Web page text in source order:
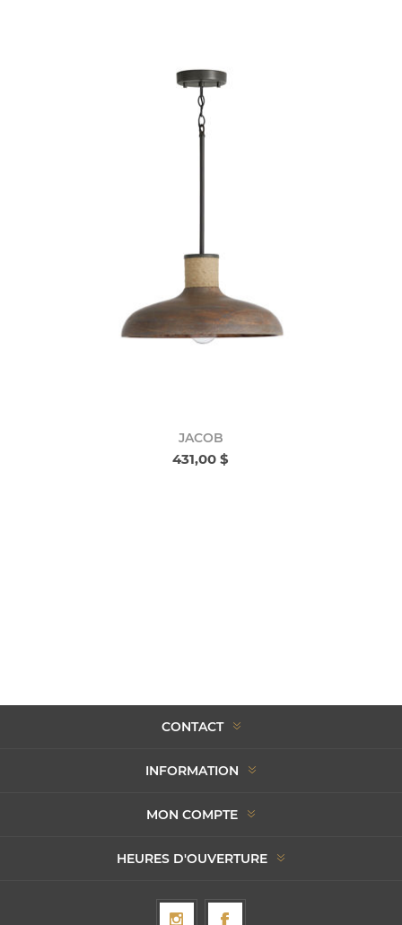
JACOB
431,00 $
CONTACT
INFORMATION
MON COMPTE
HEURES D'OUVERTURE